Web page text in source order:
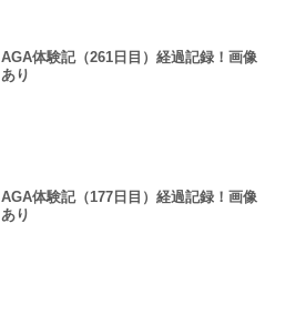
AGA体験記（261日目）経過記録！画像
あり
AGA体験記（177日目）経過記録！画像
あり